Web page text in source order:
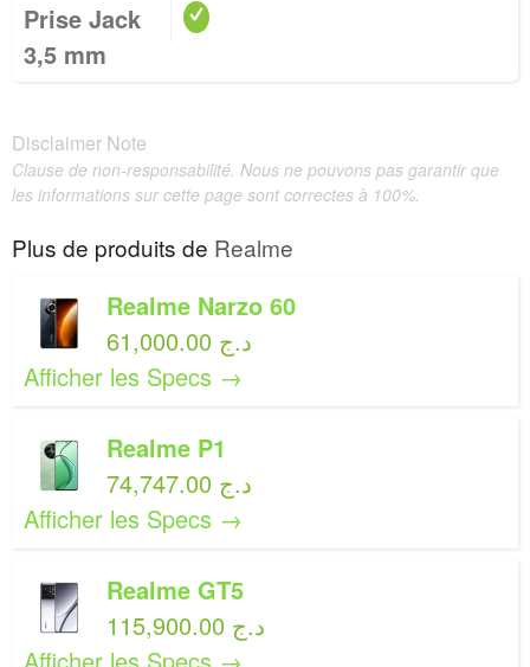
Prise Jack
3,5 mm
Disclaimer Note
Clause de non-responsabilité. Nous ne pouvons pas garantir que
les informations sur cette page sont correctes à 100%.
Plus de produits de Realme
Realme Narzo 60
61,000.00 د.ج
Afficher les Specs →
Realme P1
74,747.00 د.ج
Afficher les Specs →
Realme GT5
115,900.00 د.ج